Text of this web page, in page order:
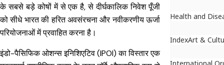
के सबसे बड़े कोषों में से एक है, से दीर्घकालिक निवेश पूँजी
को सीधे भारत की हरित अवसंरचना और नवीकरणीय ऊर्जा
परियोजनाओं में प्रवाहित करना है।
इंडो-पैसिफिक ओशन्स इनिशिएटिव (IPOI) का विस्तार एक
Health and
IndexArt &